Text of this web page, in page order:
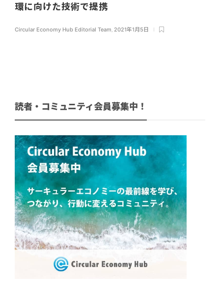
環に向けた技術で提携
Circular Economy Hub Editorial Team, 2021年1月5日
読者・コミュニティ会員募集中！